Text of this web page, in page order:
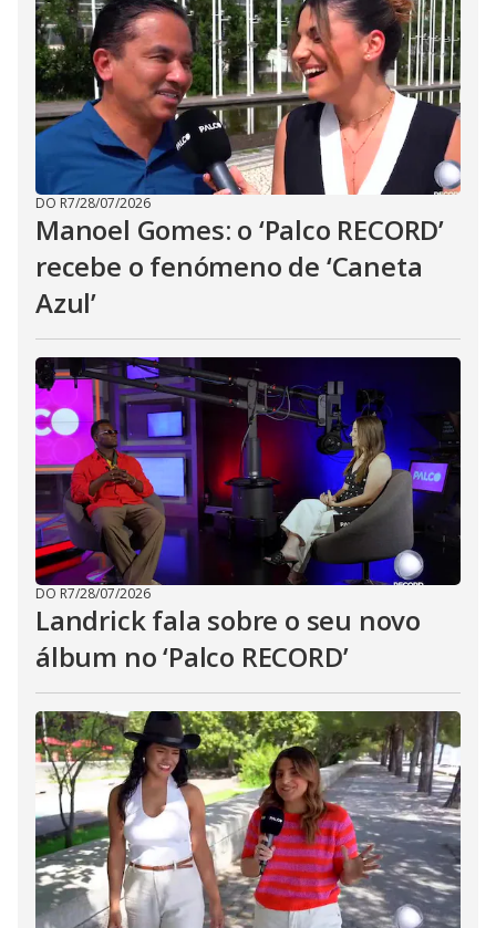
DO R7/28/07/2026
Manoel Gomes: o ‘Palco RECORD’
recebe o fenómeno de ‘Caneta
Azul’
DO R7/28/07/2026
Landrick fala sobre o seu novo
álbum no ‘Palco RECORD’